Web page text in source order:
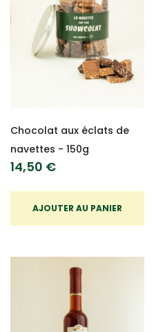
Chocolat aux éclats de
navettes - 150g
14,50 €
AJOUTER AU PANIER